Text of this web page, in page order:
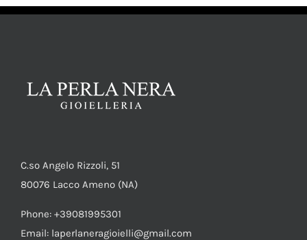
C.so Angelo Rizzoli, 51
80076 Lacco Ameno (NA)
Phone: +39081995301
Email: laperlaneragioielli@gmail.com